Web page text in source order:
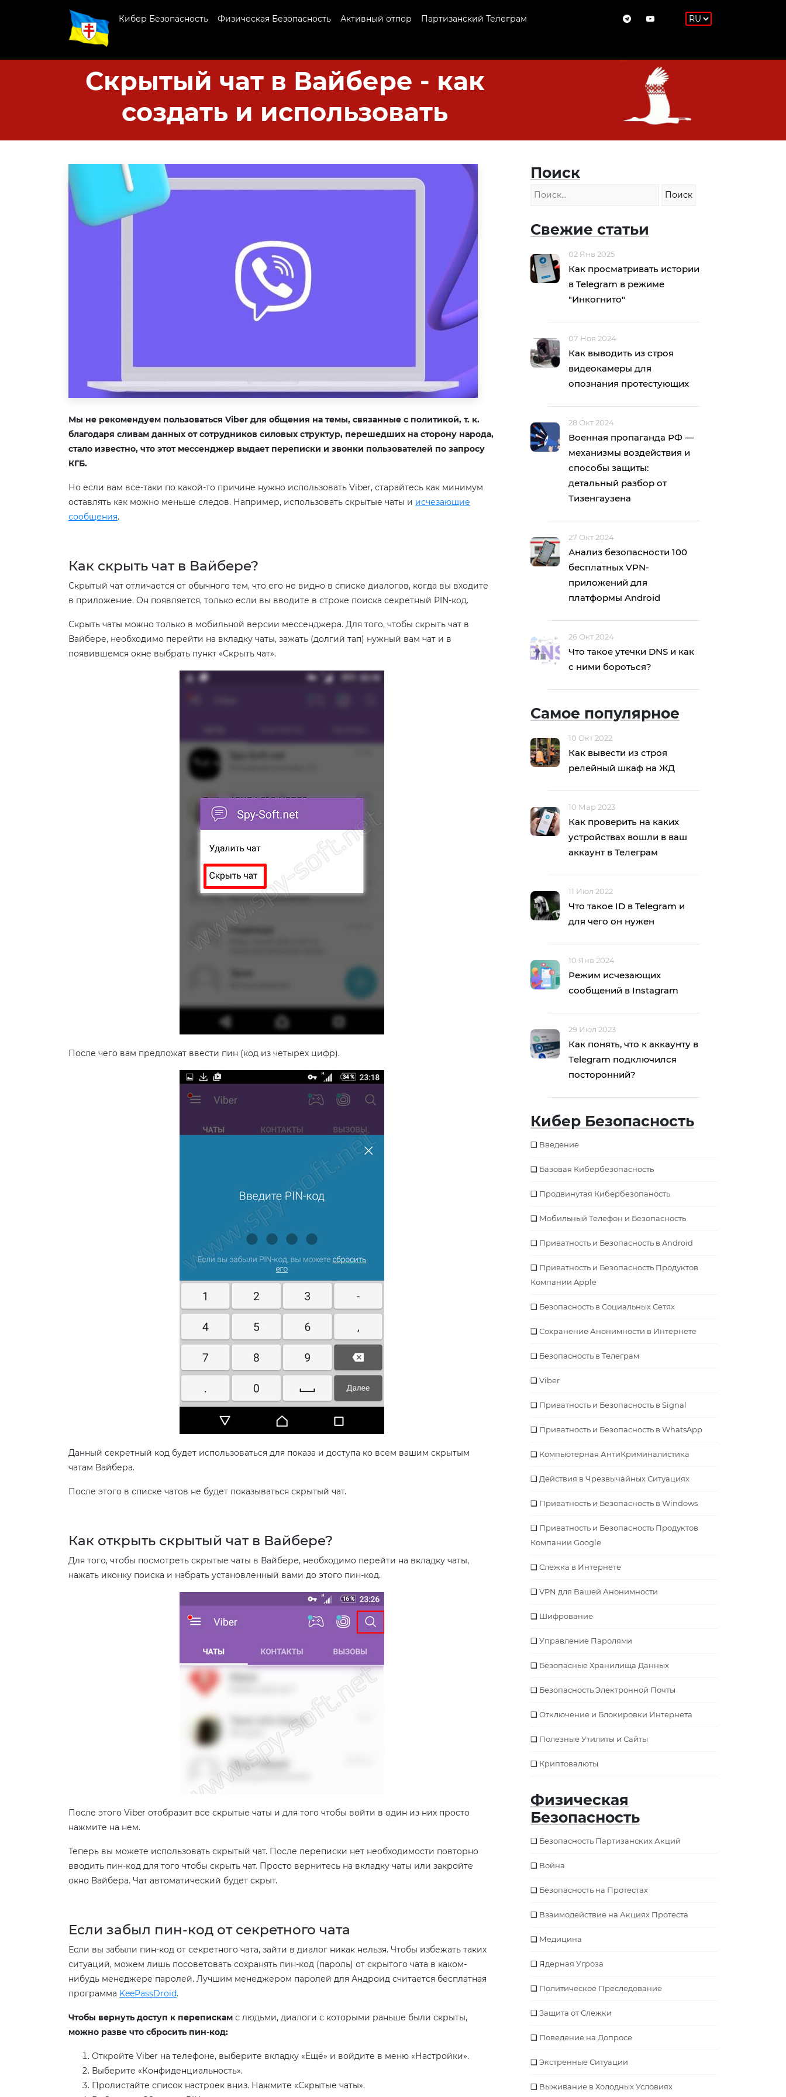
Кибер Безопасность Физическая Безопасность Активный отпор Партизанский Телеграм
Скрытый чат в Вайбере - как
создать и использовать
Мы не рекомендуем пользоваться Viber для общения на темы, связанные с политикой, т. к.
благодаря сливам данных от сотрудников силовых структур, перешедших на сторону народа,
стало известно, что этот мессенджер выдает переписки и звонки пользователей по запросу
КГБ.
Но если вам все-таки по какой-то причине нужно использовать Viber, старайтесь как минимум
оставлять как можно меньше следов. Например, использовать скрытые чаты и исчезающие
сообщения.
Как скрыть чат в Вайбере?
Скрытый чат отличается от обычного тем, что его не видно в списке диалогов, когда вы входите
в приложение. Он появляется, только если вы вводите в строке поиска секретный PIN-код.
Скрыть чаты можно только в мобильной версии мессенджера. Для того, чтобы скрыть чат в
Вайбере, необходимо перейти на вкладку чаты, зажать (долгий тап) нужный вам чат и в
появившемся окне выбрать пункт «Скрыть чат».
После чего вам предложат ввести пин (код из четырех цифр).
Данный секретный код будет использоваться для показа и доступа ко всем вашим скрытым
чатам Вайбера.
После этого в списке чатов не будет показываться скрытый чат.
Как открыть скрытый чат в Вайбере?
Для того, чтобы посмотреть скрытые чаты в Вайбере, необходимо перейти на вкладку чаты,
нажать иконку поиска и набрать установленный вами до этого пин-код.
После этого Viber отобразит все скрытые чаты и для того чтобы войти в один из них просто
нажмите на нем.
Теперь вы можете использовать скрытый чат. После переписки нет необходимости повторно
вводить пин-код для того чтобы скрыть чат. Просто вернитесь на вкладку чаты или закройте
окно Вайбера. Чат автоматический будет скрыт.
Если забыл пин-код от секретного чата
Если вы забыли пин-код от секретного чата, зайти в диалог никак нельзя. Чтобы избежать таких
ситуаций, можем лишь посоветовать сохранять пин-код (пароль) от скрытого чата в каком-
нибудь менеджере паролей. Лучшим менеджером паролей для Андроид считается бесплатная
программа KeePassDroid.
Чтобы вернуть доступ к перепискам с людьми, диалоги с которыми раньше были скрыты,
можно разве что сбросить пин-код:
Откройте Viber на телефоне, выберите вкладку «Ещё» и войдите в меню «Настройки».
Выберите «Конфиденциальность».
Пролистайте список настроек вниз. Нажмите «Скрытые чаты».
Поиск
Свежие статьи
02 Янв 2025
Как просматривать истории
в Telegram в режиме
"Инкогнито"
07 Ноя 2024
Как выводить из строя
видеокамеры для
опознания протестующих
28 Окт 2024
Военная пропаганда РФ —
механизмы воздействия и
способы защиты:
детальный разбор от
Тизенгаузена
27 Окт 2024
Анализ безопасности 100
бесплатных VPN-
приложений для
платформы Android
26 Окт 2024
Что такое утечки DNS и как
с ними бороться?
Самое популярное
10 Окт 2022
Как вывести из строя
релейный шкаф на ЖД
10 Мар 2023
Как проверить на каких
устройствах вошли в ваш
аккаунт в Телеграм
11 Июл 2022
Что такое ID в Telegram и
для чего он нужен
10 Янв 2024
Режим исчезающих
сообщений в Instagram
29 Июл 2023
Как понять, что к аккаунту в
Тelegram подключился
посторонний?
Кибер Безопасность
Введение
Базовая Кибербезопаcность
Продвинутая Кибербезопаность
Мобильный Телефон и Безопасность
Приватность и Безопасность в Android
Приватность и Безопасность Продуктов
Компании Apple
Безопаcность в Социальных Сетях
Сохранение Анонимности в Интернете
Безопасность в Телеграм
Viber
Приватность и Безопасность в Signal
Приватность и Безопасность в WhatsApp
Компьютерная АнтиКриминалистика
Действия в Чрезвычайных Ситуациях
Приватность и Безопасность в Windows
Приватность и Безопасность Продуктов
Компании Google
Слежка в Интернете
VPN для Вашей Анонимности
Шифрование
Управление Паролями
Безопасные Хранилища Данных
Безопасность Электронной Почты
Отключение и Блокировки Интернета
Полезные Утилиты и Сайты
Криптовалюты
Физическая
Безопасность
Безопасность Партизанских Акций
Война
Безопасность на Протестах
Взаимодействие на Акциях Протеста
Медицина
Ядерная Угроза
Политическое Преследование
Защита от Слежки
Поведение на Допросе
Экстренные Ситуации
Выживание в Холодных Условиях